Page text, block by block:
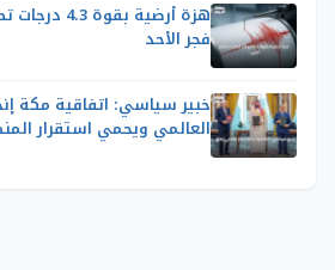
هزة أرضية
فجر الأحد
خبير سياسي: اتفاقية مكة
العالمي ويحمي استقرار